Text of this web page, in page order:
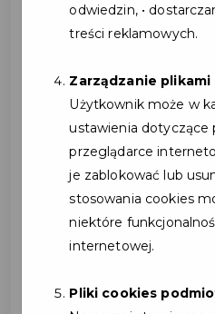
Dołączając do
szereg realnych
pozycję na lokalnym
programie to nie tylko
także inwestycja w
mieszkańcami gminy.
Co zyskują Partnerzy
• Bezpłatna promocja
Partnerzy są
stronach internetowych
co zwiększa ich
odwiedzin, •
treści reklamowych.
Zarządzanie plikami
Użytkownik może w
ustawienia dotyczące
przeglądarce
je zablokować lub
stosowania cookies
niektóre
internetowej.
Pliki cookies